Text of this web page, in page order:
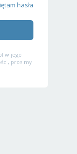
hasła
w jego
prosimy